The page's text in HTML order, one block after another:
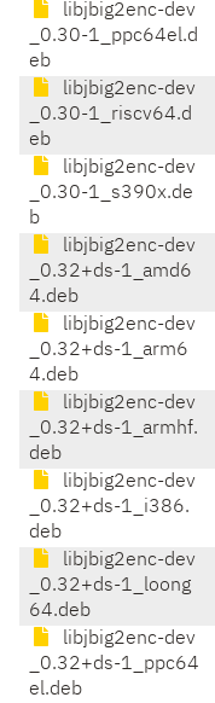
libjbig2enc-dev
_0.30-1_ppc64el.d
eb
libjbig2enc-dev
_0.30-1_riscv64.d
eb
libjbig2enc-dev
_0.30-1_s390x.de
b
libjbig2enc-dev
_0.32+ds-1_amd6
4.deb
libjbig2enc-dev
_0.32+ds-1_arm6
4.deb
libjbig2enc-dev
_0.32+ds-1_armhf.
deb
libjbig2enc-dev
_0.32+ds-1_i386.
deb
libjbig2enc-dev
_0.32+ds-1_loong
64.deb
libjbig2enc-dev
_0.32+ds-1_ppc64
el.deb